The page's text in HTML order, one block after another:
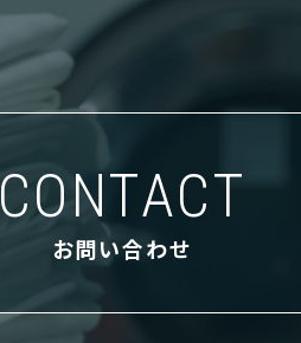
CONTACT
お問い合わせ